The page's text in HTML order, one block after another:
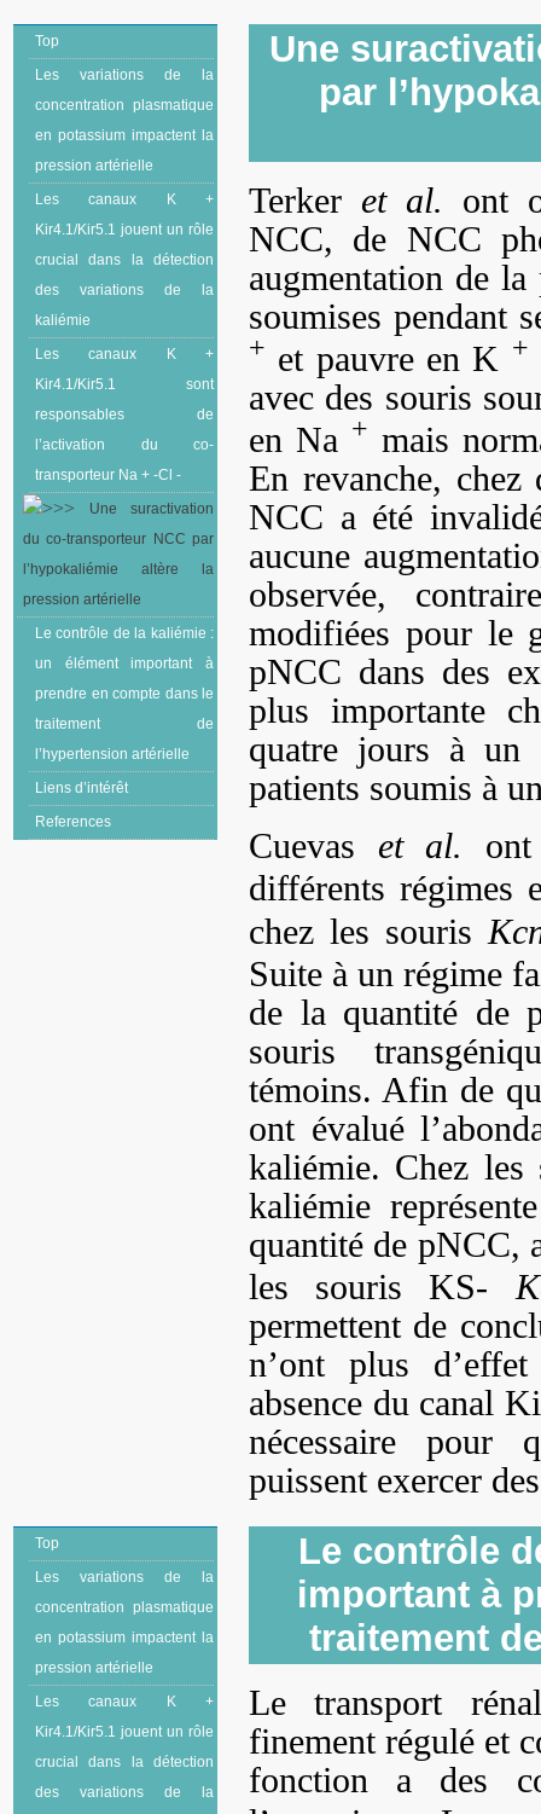
Top
Les variations de la
concentration plasmatique
en potassium impactent la
pression artérielle
Les canaux K +
Kir4.1/Kir5.1 jouent un rôle
crucial dans la détection
des variations de la
kaliémie
Les canaux K +
Kir4.1/Kir5.1 sont
responsables de
l’activation du co-
transporteur Na + -Cl -
Une suractivation
du co-transporteur NCC par
l’hypokaliémie altère la
pression artérielle
Le contrôle de la kaliémie :
un élément important à
prendre en compte dans le
traitement de
l’hypertension artérielle
Liens d’intérêt
References
Une
par
Terker et al. ont
NCC, de NCC
augmentation de
soumises pendant
+ et pauvre en K +
avec des souris
en Na + mais
En revanche,
NCC a été
aucune
observée,
modifiées pour le
pNCC dans des
plus importante
quatre jours à un
patients soumis à
Cuevas et al.
différents
chez les souris
Suite à un régime
de la quantité de
souris
témoins. Afin de
ont évalué
kaliémie. Chez
kaliémie
quantité de pNCC,
les souris KS-
permettent de
n’ont plus
absence du canal
nécessaire pour
puissent exercer
Top
Les variations de la
concentration plasmatique
en potassium impactent la
pression artérielle
Les canaux K +
Kir4.1/Kir5.1 jouent un rôle
crucial dans la détection
des variations de la
Le contrôle
important à
traitement
Le transport
finement régulé et
fonction a des